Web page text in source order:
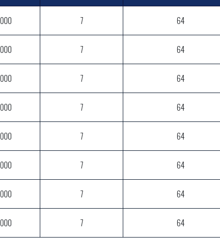
7
64
7
64
7
64
7
64
7
64
7
64
7
64
7 64